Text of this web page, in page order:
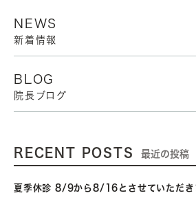
NEWS
新着情報
BLOG
院長ブログ
RECENT POSTS 最近の投稿
夏季休診 8/9から8/16とさせていただき